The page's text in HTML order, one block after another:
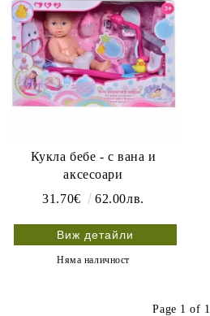
Кукла бебе - с вана и
аксесоари
31.70€
62.00лв.
Виж детайли
Няма наличност
Page 1 of 1